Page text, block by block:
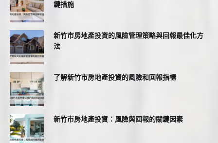
鍵措施
新竹市房地產投資的風險管理策略與回報最佳化方
法
了解新竹市房地產投資的風險和回報指標
新竹市房地產投資：風險與回報的關鍵因素